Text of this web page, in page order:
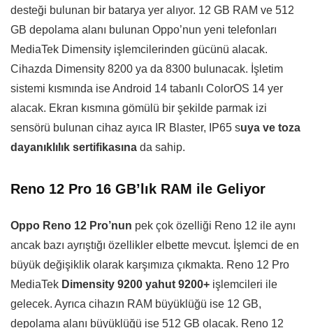
desteği bulunan bir batarya yer alıyor. 12 GB RAM ve 512
GB depolama alanı bulunan Oppo’nun yeni telefonları
MediaTek Dimensity işlemcilerinden gücünü alacak.
Cihazda Dimensity 8200 ya da 8300 bulunacak. İşletim
sistemi kısmında ise Android 14 tabanlı ColorOS 14 yer
alacak. Ekran kısmına gömülü bir şekilde parmak izi
sensörü bulunan cihaz ayıca IR Blaster, IP65 suya ve toza
dayanıklılık sertifikasına da sahip.
Reno 12 Pro 16 GB’lık RAM ile Geliyor
Oppo Reno 12 Pro’nun pek çok özelliği Reno 12 ile aynı
ancak bazı ayrıştığı özellikler elbette mevcut. İşlemci de en
büyük değişiklik olarak karşımıza çıkmakta. Reno 12 Pro
MediaTek Dimensity 9200 yahut 9200+ işlemcileri ile
gelecek. Ayrıca cihazın RAM büyüklüğü ise 12 GB,
depolama alanı büyüklüğü ise 512 GB olacak. Reno 12